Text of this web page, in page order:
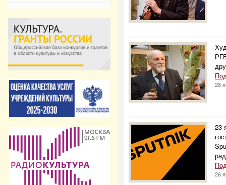
28
23
26